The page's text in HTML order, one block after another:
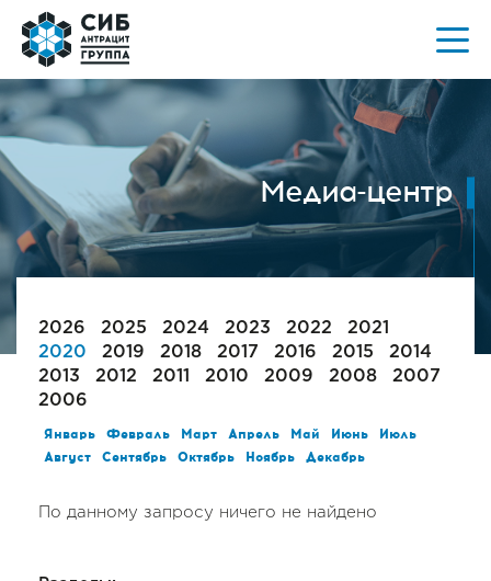
Медиа-центр
2026 2025 2024 2023 2022
2021
2020
2019 2018 2017 2016 2015
2014
2013
2012 2011 2010 2009 2008
2007
2006
Январь Февраль Март Апрель Май Июнь
Июль
Август
Сентябрь Октябрь Ноябрь Декабрь
По данному запросу ничего не найдено